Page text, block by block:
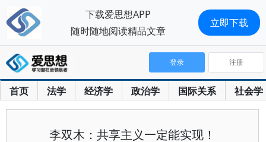
首页 法学 经济学 政治学 国际关系 社会学
登录 注册
李双木：共享主义一定能实现！
下载爱思想APP
随时随地阅读精品文章
立即下载